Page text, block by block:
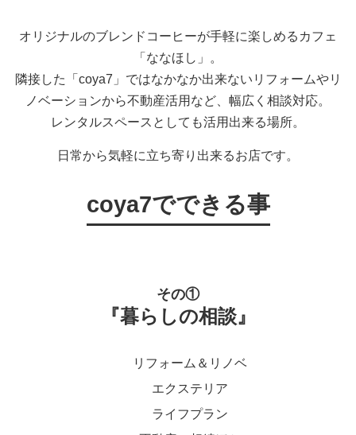
オリジナルのブレンドコーヒーが手軽に楽しめるカフェ
「ななほし」。
隣接した「coya7」ではなかなか出来ないリフォームやリ
ノベーションから不動産活用など、幅広く相談対応。
レンタルスペースとしても活用出来る場所。
日常から気軽に立ち寄り出来るお店です。
coya7でできる事
その①
『暮らしの相談』
リフォーム＆リノベ
エクステリア
ライフプラン